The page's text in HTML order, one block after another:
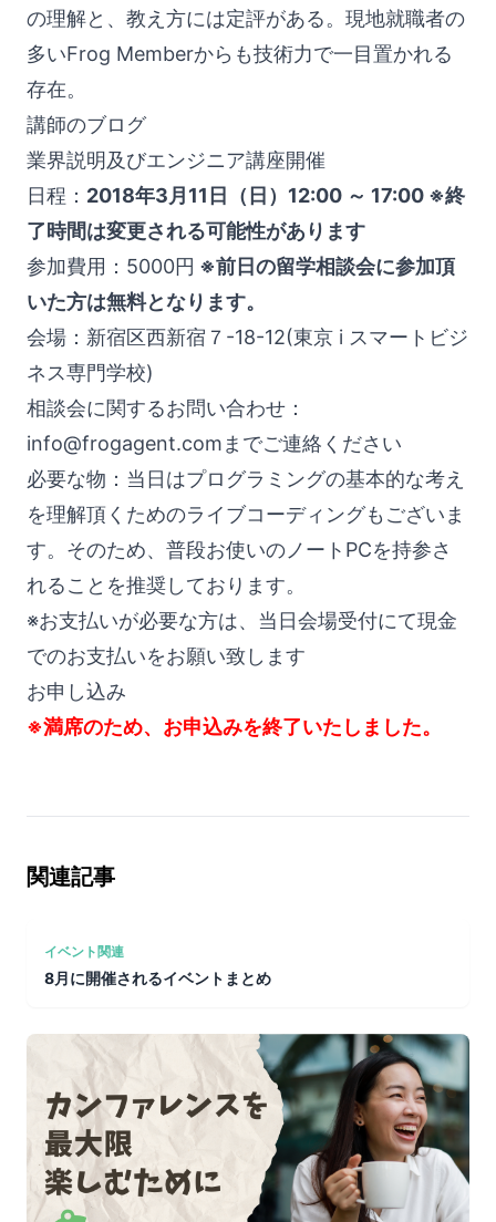
の理解と、教え方には定評がある。現地就職者の
多いFrog Memberからも技術力で一目置かれる
存在。
講師のブログ
業界説明及びエンジニア講座開催
日程： 2018年3月11日（日）12:00 ～ 17:00 ※終
了時間は変更される可能性があります
参加費用：5000円 ※前日の留学相談会に参加頂
いた方は無料となります。
会場：新宿区西新宿７-18-12(東京 i スマートビジ
ネス専門学校)
相談会に関するお問い合わせ：
info@frogagent.com までご連絡ください
必要な物：当日はプログラミングの基本的な考え
を理解頂くためのライブコーディングもございま
す。そのため、普段お使いのノートPCを持参さ
れることを推奨しております。
※お支払いが必要な方は、当日会場受付にて現金
でのお支払いをお願い致します
お申し込み
※満席のため、お申込みを終了いたしました。
関連記事
イベント関連
8月に開催されるイベントまとめ